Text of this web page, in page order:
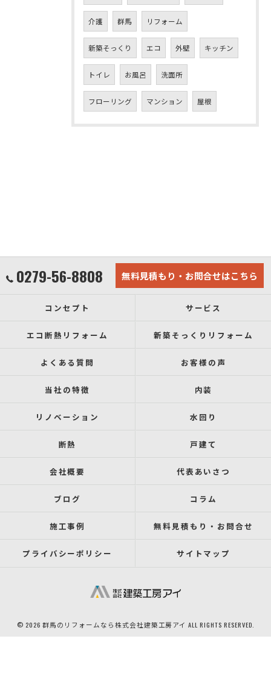
介護 群馬 リフォーム
新築そっくり エコ 外壁 キッチン
トイレ お風呂 洗面所
フローリング マンション 屋根
0279-56-8808 無料見積もり・お問合せはこちら
コンセプト サービス
エコ断熱リフォーム 新築そっくりリフォーム
よくある質問 お客様の声
当社の特徴 内装
リノベーション 水回り
断熱 戸建て
会社概要 代表あいさつ
ブログ コラム
施工事例 無料見積もり・お問合せ
プライバシーポリシー サイトマップ
© 2026 群馬のリフォームなら株式会社建築工房アイ ALL RIGHTS RESERVED.